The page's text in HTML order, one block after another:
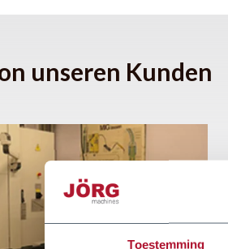
Toestemming
unseren Kunden